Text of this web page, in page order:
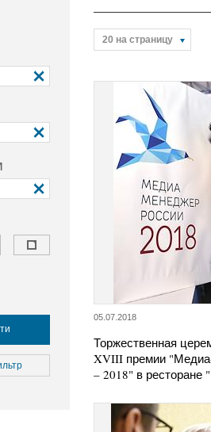
отдых
20 на страницу
05.07.2018
Торжественная
XVIII премии
– 2018" в